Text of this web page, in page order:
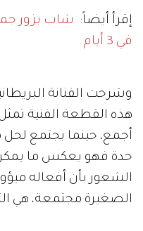
إقرأ أيضاً:
في 3 أيام
وشرحت الفنانة
هذه القطعة الفنية
أجمع، حينما يجتمع
حدة فهو يعكس ما
الشعور بأن أفعاله
الصغيرة مجتمعة، هي